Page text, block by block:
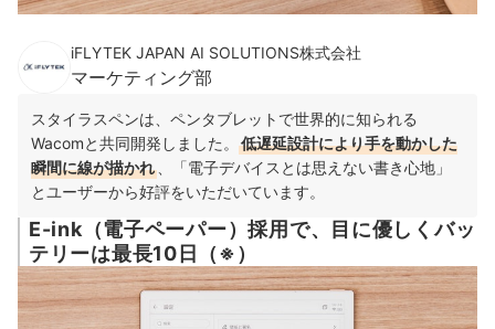
iFLYTEK JAPAN AI SOLUTIONS株式会社
マーケティング部
スタイラスペンは、ペンタブレットで世界的に知られる
Wacomと共同開発しました。
低遅延設計により手を動かした
瞬間に線が描かれ
、「電子デバイスとは思えない書き心地」
とユーザーから好評をいただいています。
E-ink（電子ペーパー）採用で、目に優しくバッ
テリーは最長10日（※）